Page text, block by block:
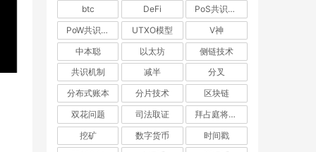
btc DeFi
PoS共识机制
PoW共识机制
UTXO模型
V神
中本聪
以太坊
侧链技术
共识机制
减半
分叉
分布式账本
分片技术
区块链
双花问题
司法取证
拜占庭将军问题
挖矿
数字货币
时间戳